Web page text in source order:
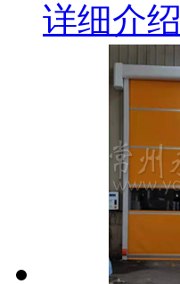
详细介绍